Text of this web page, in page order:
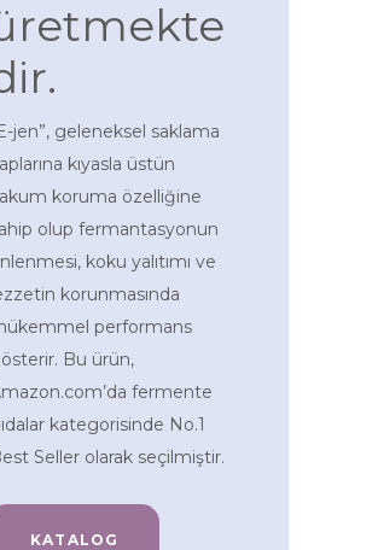
jen”, geleneksel saklama
kıyasla üstün
koruma özelliğine
olup fermantasyonun
koku yalıtımı ve
korunmasında
performans
Bu ürün,
fermente
kategorisinde No.1
Seller olarak seçilmiştir.
KATALOG